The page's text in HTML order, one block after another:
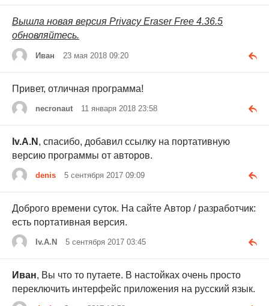
Вышла новая версия Privacy Eraser Free 4.36.5
обновляйтесь.
Иван 23 мая 2018 09:20
Привет, отличная программа!
necronaut 11 января 2018 23:58
Iv.A.N , спасибо, добавил ссылку на портативную
версию программы от авторов.
denis 5 сентября 2017 09:09
Доброго времени суток. На сайте Автор / разработчик:
есть портативная версия.
Iv.A.N 5 сентября 2017 03:45
Иван, Вы что то путаете. В настойках очень просто
переключить интерфейс приложения на русский язык.